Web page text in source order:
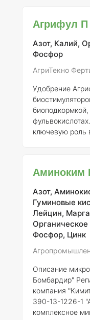
микроэлементы
улучшения
растений,
питательными
Агрифул П
Азот, Калий,
Фосфор
АгриТекно
Удобрение
ключевую роль
элементов,
Кроме
включает
положительное
плодов.
почвенной
Аминоким
Азот,
Гуминовые
Лейцин,
Фосфор, Цинк
Описание
Бомбардир"
компания
390-13-1226-1 "Аминоким Бомбардир" — это
комплексное